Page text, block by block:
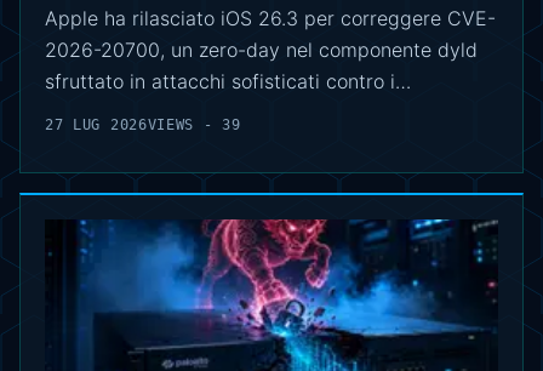
Apple ha rilasciato iOS 26.3 per correggere CVE-
2026-20700, un zero-day nel componente dyld
sfruttato in attacchi sofisticati contro i…
27 LUG 2026VIEWS - 39